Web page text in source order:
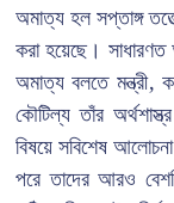
অমাত্য হল সপ্তাঙ্গ
করা হয়েছে। সাধারণত
অমাত্য বলতে মন্ত্রী,
কৌটিল্য তাঁর
বিষয়ে সবিশেষ
পরে তাদের আরও